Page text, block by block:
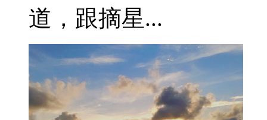
道，跟摘星...